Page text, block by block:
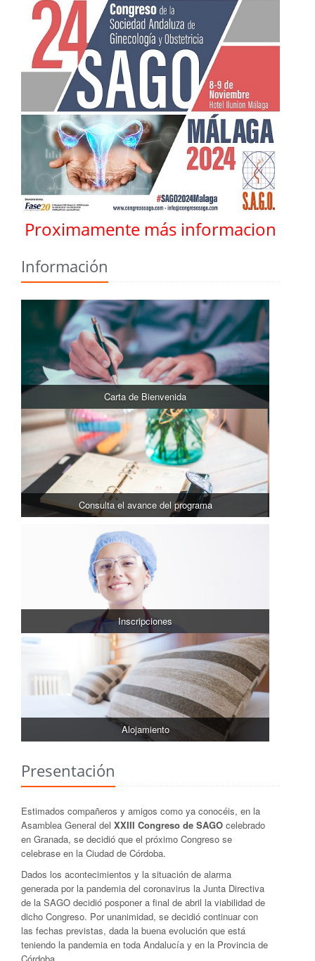
Proximamente más informacion
Información
Carta de Bienvenida
Consulta el avance del programa
Inscripciones
Alojamiento
Presentación
Estimados compañeros y amigos como ya conocéis, en la
Asamblea General del XXIII Congreso de SAGO celebrado
en Granada, se decidió que el próximo Congreso se
celebrase en la Ciudad de Córdoba.
Dados los acontecimientos y la situación de alarma
generada por la pandemia del coronavirus la Junta Directiva
de la SAGO decidió posponer a final de abril la viabilidad de
dicho Congreso. Por unanimidad, se decidió continuar con
las fechas previstas, dada la buena evolución que está
teniendo la pandemia en toda Andalucía y en la Provincia de